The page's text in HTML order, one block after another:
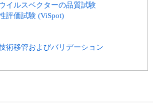
イルスベクターの品質試験
評価試験 (ViSpot)
術移管およびバリデーション